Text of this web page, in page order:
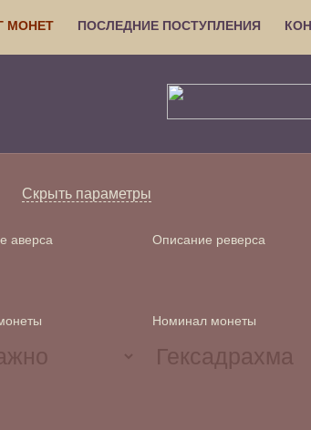
МОНЕТ ПОСЛЕДНИЕ ПОСТУПЛЕНИЯ
Скрыть параметры
аверса Описание реверса
Номинал монеты